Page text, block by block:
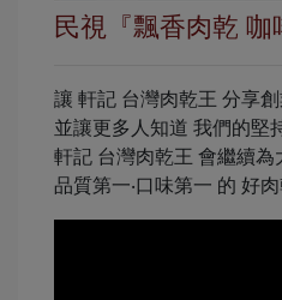
民視『飄香肉乾 咖
讓 軒記 台灣肉乾王 分享創
並讓更多人知道 我們的堅
軒記 台灣肉乾王 會繼續為
品質第一‧口味第一 的 好肉